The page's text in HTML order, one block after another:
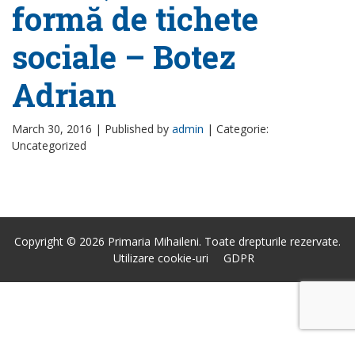
formă de tichete
sociale – Botez
Adrian
March 30, 2016 | Published by admin | Categorie:
Uncategorized
Copyright © 2026 Primaria Mihaileni. Toate drepturile rezervate.
Utilizare cookie-uri
GDPR